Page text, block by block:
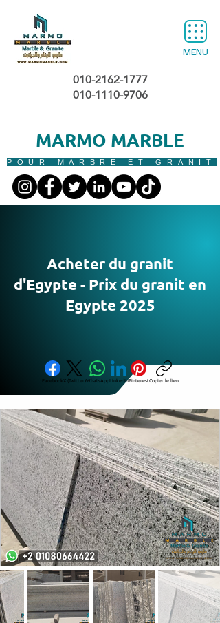
MENU
MARMO MARBLE
POUR MARBRE ET GRANIT
010-2162-1777
010-1110-9706
Acheter du granit
d'Egypte - Prix du granit en
Egypte 2025
FacebookX (Twitter)WhatsAppLinkedInPinterestCopier le lien